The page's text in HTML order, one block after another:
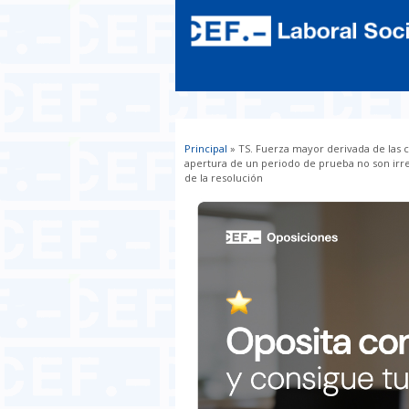
Usted está aquí
Principal » TS. Fuerza mayor derivada de las
apertura de un periodo de prueba no son
de la resolución